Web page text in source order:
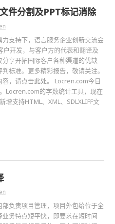
件分割及PPT标记消除
支持下，语言服务企业创新交流会
开发，与客户方的代表和翻译及
享开拓国际客户各种渠道的优缺
标准。更多精彩报告，敬请关注。
，请点击此处。 Locren.com今日
Locren.com的字数统计工具，现在
增支持HTML、XML、SDLXLIFF文
负责项目管理，项目外包给位于全
务特点短平快，即要求在短时间